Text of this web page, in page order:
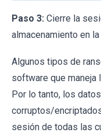
Paso 3: Cierre la
almacenamiento en la
Algunos tipos de
software que maneja
Por lo tanto, los
corruptos/
sesión de todas las